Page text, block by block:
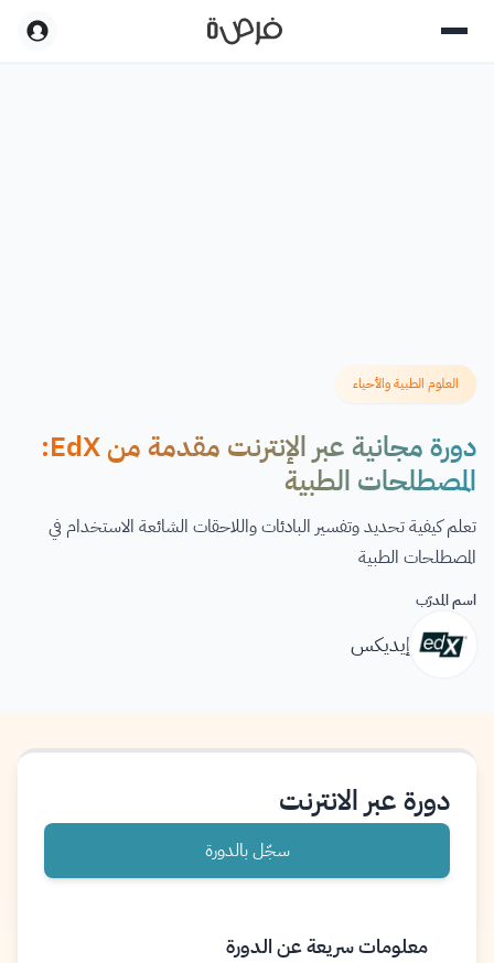
العلوم الطبية والأحياء
دورة مجانية عبر الإنترنت مقدمة من EdX:
المصطلحات الطبية
تعلم كيفية تحديد وتفسير البادئات واللاحقات الشائعة الاستخدام في
المصطلحات الطبية
اسم المدرّب
إيديكس
دورة عبر الانترنت
سجّل بالدورة
معلومات سريعة عن الدورة